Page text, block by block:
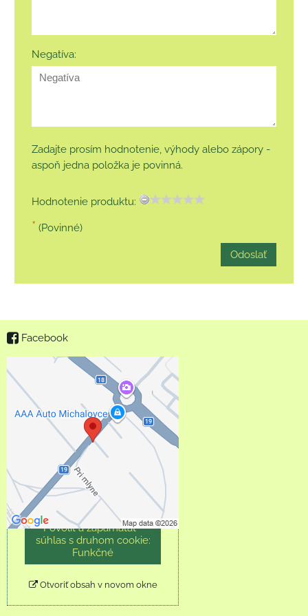
Negatíva:
Zadajte prosím hodnotenie, výhody alebo zápory -
aspoň jedna položka je povinná.
Hodnotenie produktu:
* (Povinné)
Odoslať
Facebook
Externý obsah je
blokovaný Voľbami
súkromia
Prajete si načítať externý
obsah?
Povoliť tentokrát
Povoliť a zapamätať -
súhlas s druhom cookie:
Funkčné
Otvoriť obsah v novom okne